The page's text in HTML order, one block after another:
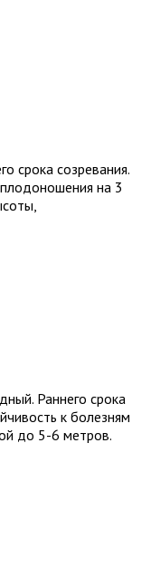
срока созревания.
на 3
Раннего срока
к болезням
до 5-6 метров.